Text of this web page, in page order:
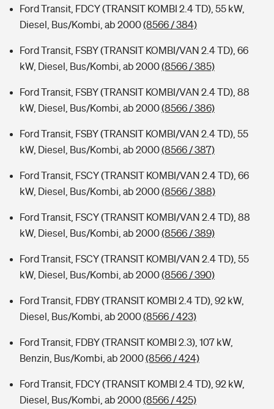
Ford Transit, FDCY (TRANSIT KOMBI 2.4 TD), 55 kW,
Diesel, Bus/Kombi, ab 2000(8566 / 384)
Ford Transit, FSBY (TRANSIT KOMBI/VAN 2.4 TD), 66
kW, Diesel, Bus/Kombi, ab 2000(8566 / 385)
Ford Transit, FSBY (TRANSIT KOMBI/VAN 2.4 TD), 88
kW, Diesel, Bus/Kombi, ab 2000(8566 / 386)
Ford Transit, FSBY (TRANSIT KOMBI/VAN 2.4 TD), 55
kW, Diesel, Bus/Kombi, ab 2000(8566 / 387)
Ford Transit, FSCY (TRANSIT KOMBI/VAN 2.4 TD), 66
kW, Diesel, Bus/Kombi, ab 2000(8566 / 388)
Ford Transit, FSCY (TRANSIT KOMBI/VAN 2.4 TD), 88
kW, Diesel, Bus/Kombi, ab 2000(8566 / 389)
Ford Transit, FSCY (TRANSIT KOMBI/VAN 2.4 TD), 55
kW, Diesel, Bus/Kombi, ab 2000(8566 / 390)
Ford Transit, FDBY (TRANSIT KOMBI 2.4 TD), 92 kW,
Diesel, Bus/Kombi, ab 2000(8566 / 423)
Ford Transit, FDBY (TRANSIT KOMBI 2.3), 107 kW,
Benzin, Bus/Kombi, ab 2000(8566 / 424)
Ford Transit, FDCY (TRANSIT KOMBI 2.4 TD), 92 kW,
Diesel, Bus/Kombi, ab 2000(8566 / 425)